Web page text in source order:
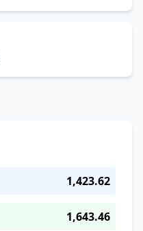
1,423.62
1,643.46